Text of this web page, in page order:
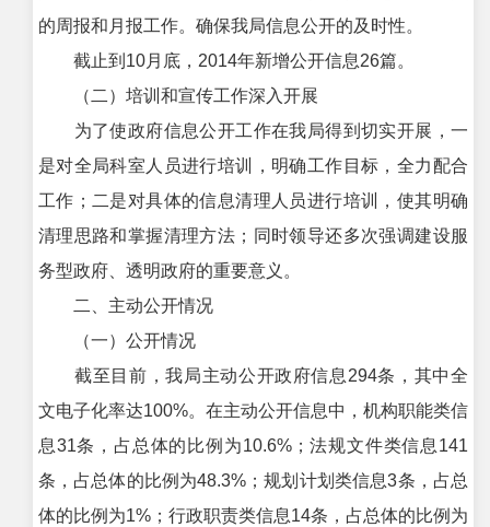
的周报和月报工作。确保我局信息公开的及时性。
截止到10月底，2014年新增公开信息26篇。
（二）培训和宣传工作深入开展
为了使政府信息公开工作在我局得到切实开展，一
是对全局科室人员进行培训，明确工作目标，全力配合
工作；二是对具体的信息清理人员进行培训，使其明确
清理思路和掌握清理方法；同时领导还多次强调建设服
务型政府、透明政府的重要意义。
二、主动公开情况
（一）公开情况
截至目前，我局主动公开政府信息294条，其中全
文电子化率达100%。在主动公开信息中，机构职能类信
息31条，占总体的比例为10.6%；法规文件类信息141
条，占总体的比例为48.3%；规划计划类信息3条，占总
体的比例为1%；行政职责类信息14条，占总体的比例为